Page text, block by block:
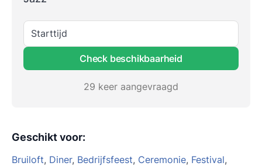
Starttijd
Check beschikbaarheid
29 keer aangevraagd
Geschikt voor:
Bruiloft, Diner, Bedrijfsfeest, Ceremonie, Festival,